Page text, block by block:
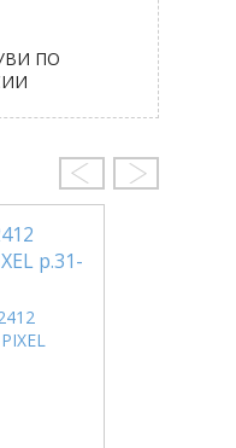
ПО
р.31-